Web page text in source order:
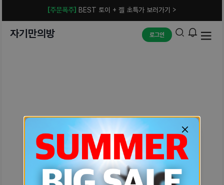
[주문폭주] BEST 토이 + 젤 초특가 보러가기 >
자기만의방 로그인
예상치 못한 에러입니다.